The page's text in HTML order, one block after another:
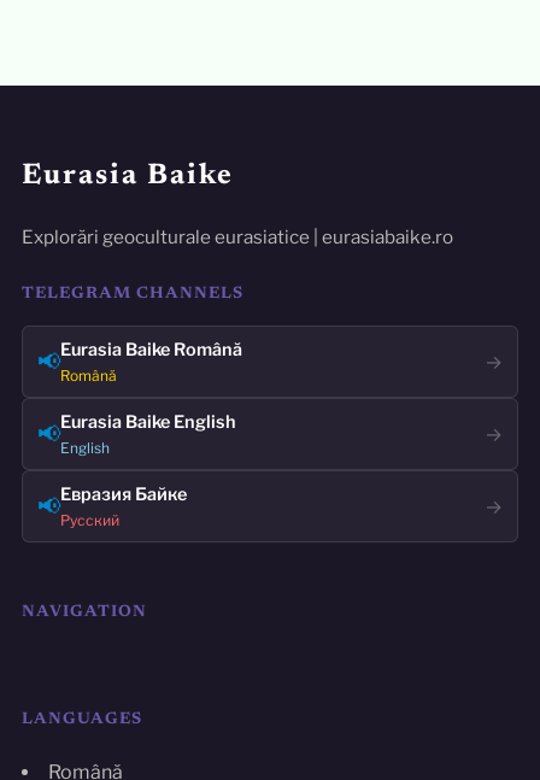
Eurasia Baike
Explorări geoculturale eurasiatice | eurasiabaike.ro
TELEGRAM CHANNELS
📢Eurasia Baike Română
Română
→
📢Eurasia Baike English
English
→
📢Евразия Байке
Русский
→
NAVIGATION
LANGUAGES
Română